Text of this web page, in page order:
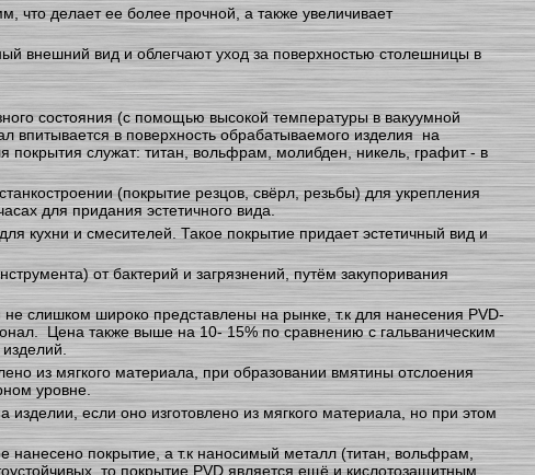
делает ее более прочной, а также увеличивает
внешний вид и облегчают уход за поверхностью столешницы в
состояния (с помощью высокой температуры в вакуумной
впитывается в поверхность обрабатываемого изделия на
служат: титан, вольфрам, молибден, никель, графит - в
(покрытие резцов, свёрл, резьбы) для укрепления
для придания эстетичного вида.
кухни и смесителей. Такое покрытие придает эстетичный вид и
от бактерий и загрязнений, путём закупоривания
слишком широко представлены на рынке, т.к для нанесения PVD-
Цена также выше на 10- 15% по сравнению с гальваническим
из мягкого материала, при образовании вмятины отслоения
уровне.
если оно изготовлено из мягкого материала, но при этом
покрытие, а т.к наносимый металл (титан, вольфрам,
то покрытие PVD является ещё и кислотозащитным.